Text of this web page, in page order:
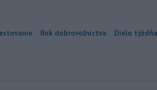
Rok dobrovoľníctva Dielo týždňa